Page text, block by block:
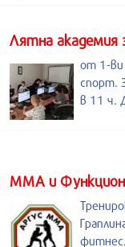
Лятна академия
от 1-ви
спорт.
в 11 ч.
ММА и